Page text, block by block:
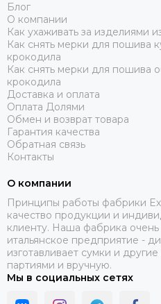
Блог
О компании
Как ухаживать за изделиями
Как снять мерки для пошива
крокодила
Как снять мерки для пошива
крокодила
Доставка и оплата
Оплата Долями
Обмен и возврат товара
Гарантия качества
Обратная связь
Контакты
О компании
Принципы работы фабрики
качество продукции и
клиенту. Наша фабрика
итальянское предприятие -
изготавливает сумки и
партиями и вручную.
Мы в социальных сетях